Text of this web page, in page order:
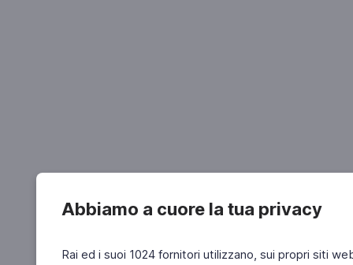
Abbiamo a cuore la tua privacy
Rai ed i suoi 1024 fornitori utilizzano, sui propri siti